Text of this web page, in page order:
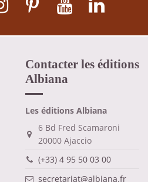
Contacter les éditions
Albiana
Les éditions Albiana
6 Bd Fred Scamaroni
20000 Ajaccio
(+33) 4 95 50 03 00
secretariat@albiana.fr